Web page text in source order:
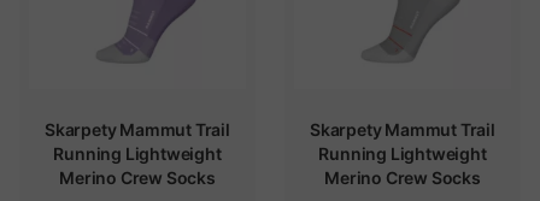
Skarpety Mammut Trail
Running Lightweight
Merino Crew Socks
Skarpety Mammut Trail
Running Lightweight
Merino Crew Socks